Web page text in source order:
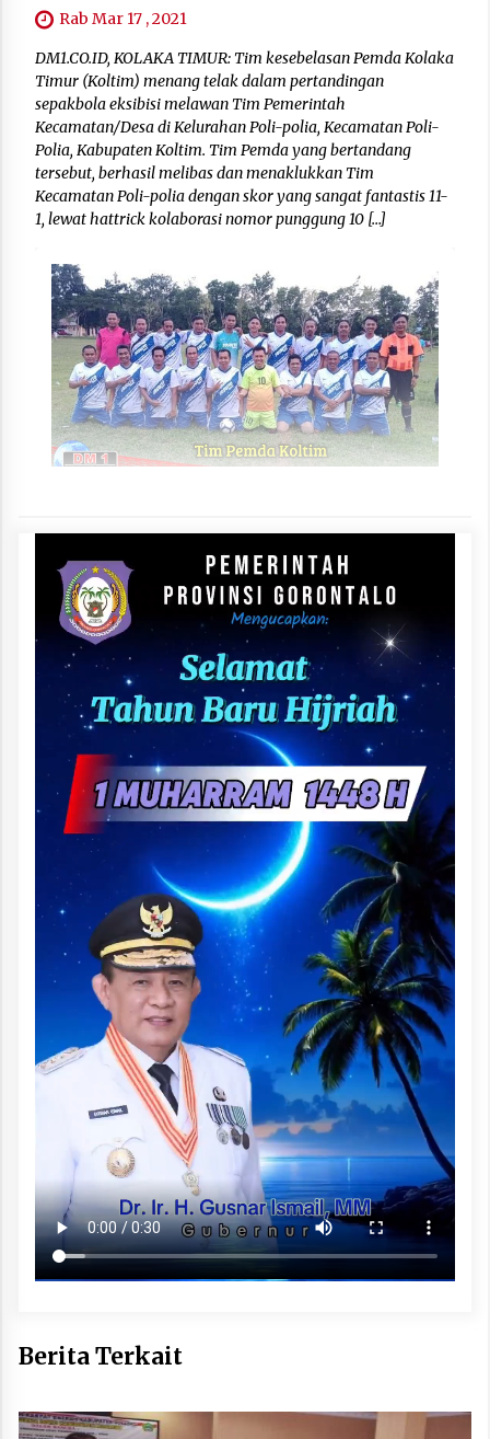
Rab Mar 17 , 2021
DM1.CO.ID, KOLAKA TIMUR: Tim kesebelasan Pemda Kolaka
Timur (Koltim) menang telak dalam pertandingan
sepakbola eksibisi melawan Tim Pemerintah
Kecamatan/Desa di Kelurahan Poli-polia, Kecamatan Poli-
Polia, Kabupaten Koltim. Tim Pemda yang bertandang
tersebut, berhasil melibas dan menaklukkan Tim
Kecamatan Poli-polia dengan skor yang sangat fantastis 11-
1, lewat hattrick kolaborasi nomor punggung 10 […]
Berita Terkait